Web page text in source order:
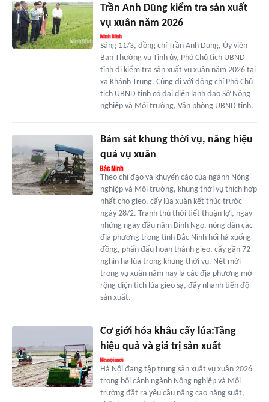
Trần Anh Dũng kiểm tra sản xuất
vụ xuân năm 2026
Sáng 11/3, đồng chí Trần Anh Dũng, Ủy viên
Ban Thường vụ Tỉnh ủy, Phó Chủ tịch UBND
tỉnh đi kiểm tra sản xuất vụ xuân năm 2026 tại
xã Khánh Trung. Cùng đi với đồng chí Phó Chủ
tịch UBND tỉnh có đại diện lãnh đạo Sở Nông
nghiệp và Môi trường, Văn phòng UBND tỉnh.
Bám sát khung thời vụ, nâng hiệu
quả vụ xuân
Theo chỉ đạo và khuyến cáo của ngành Nông
nghiệp và Môi trường, khung thời vụ thích hợp
nhất cho gieo, cấy lúa xuân kết thúc trước
ngày 28/2. Tranh thủ thời tiết thuận lợi, ngay
những ngày đầu năm Bính Ngọ, nông dân các
địa phương trong tỉnh Bắc Ninh hối hả xuống
đồng, phấn đấu hoàn thành gieo, cấy gần 72
nghìn ha lúa trong khung thời vụ. Nét mới
trong vụ xuân năm nay là các địa phương mở
rộng diện tích lúa gieo sạ, đẩy nhanh tiến độ
sản xuất.
Cơ giới hóa khâu cấy lúa:Tăng
hiệu quả và giá trị sản xuất
Hà Nội đang tập trung sản xuất vụ xuân 2026
trong bối cảnh ngành Nông nghiệp và Môi
trường đặt ra yêu cầu nâng cao năng suất,